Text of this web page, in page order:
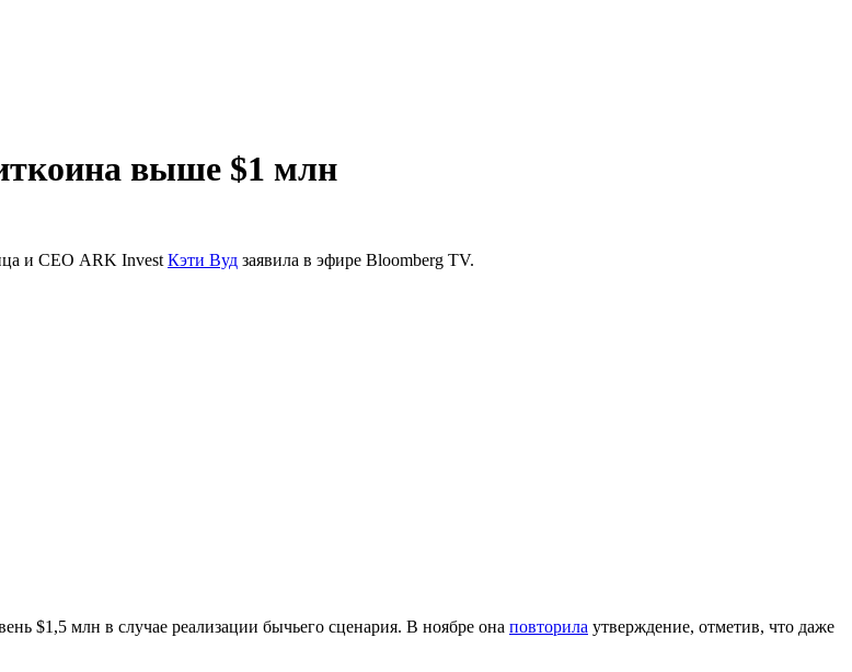
выше $1 млн
и СЕО ARK Invest Кэти Вуд заявила в эфире Bloomberg TV.
$1,5 млн в случае реализации бычьего сценария. В ноябре она повторила утверждение, отметив, что даже